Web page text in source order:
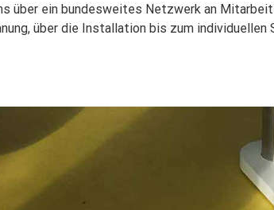
über ein bundesweites Netzwerk an
über die Installation bis zum individuellen